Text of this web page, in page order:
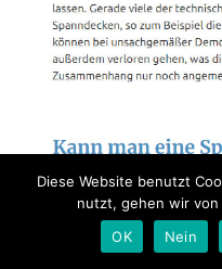
Diese Website benutzt
nutzt, gehen wir von
OK
Nein